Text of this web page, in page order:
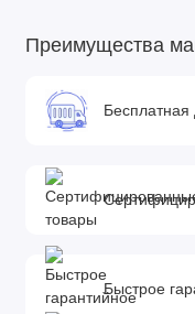
Преимущества
Бесплатная
Быстрое